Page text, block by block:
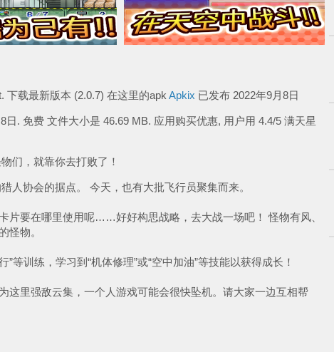
下载最新版本 (2.0.7) 在这里的apk Apkix 已发布 2022年9月8日
. 免费 文件大小是 46.69 MB. 应用购买优惠, 用户用 4.4/5 满天星
们，就靠你去打败了！
人协会的据点。 今天，也有大批飞行员聚集而来。
片要在哪里使用呢……好好构思战略，去大战一场吧！ 怪物有风、
怪物。
等训练，学习到“机体修理”或“空中加油”等技能以获得成长！
这里强敌云集，一个人游戏可能会很快坠机。请大家一边互相帮